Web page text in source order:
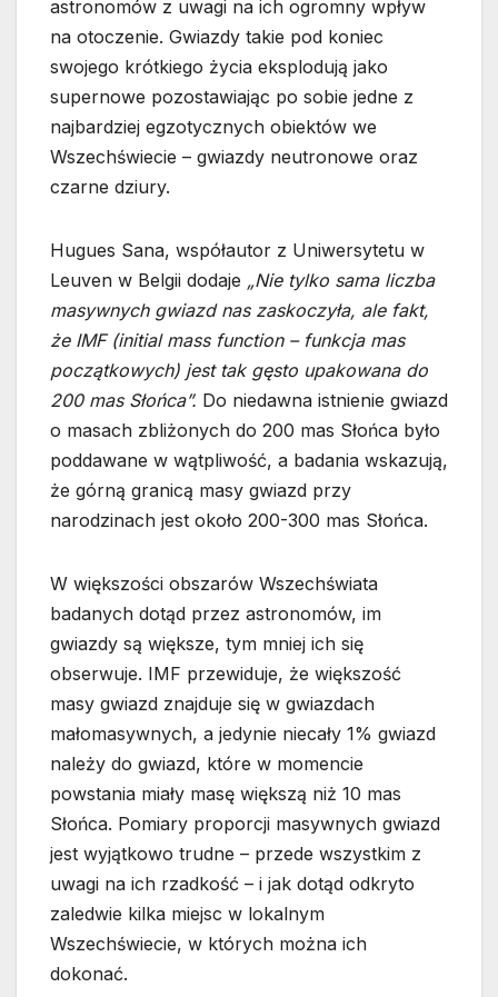
astronomów z uwagi na ich ogromny wpływ
na otoczenie. Gwiazdy takie pod koniec
swojego krótkiego życia eksplodują jako
supernowe pozostawiając po sobie jedne z
najbardziej egzotycznych obiektów we
Wszechświecie – gwiazdy neutronowe oraz
czarne dziury.
Hugues Sana, współautor z Uniwersytetu w
Leuven w Belgii dodaje „Nie tylko sama liczba
masywnych gwiazd nas zaskoczyła, ale fakt,
że IMF (initial mass function – funkcja mas
początkowych) jest tak gęsto upakowana do
200 mas Słońca”. Do niedawna istnienie gwiazd
o masach zbliżonych do 200 mas Słońca było
poddawane w wątpliwość, a badania wskazują,
że górną granicą masy gwiazd przy
narodzinach jest około 200-300 mas Słońca.
W większości obszarów Wszechświata
badanych dotąd przez astronomów, im
gwiazdy są większe, tym mniej ich się
obserwuje. IMF przewiduje, że większość
masy gwiazd znajduje się w gwiazdach
małomasywnych, a jedynie niecały 1% gwiazd
należy do gwiazd, które w momencie
powstania miały masę większą niż 10 mas
Słońca. Pomiary proporcji masywnych gwiazd
jest wyjątkowo trudne – przede wszystkim z
uwagi na ich rzadkość – i jak dotąd odkryto
zaledwie kilka miejsc w lokalnym
Wszechświecie, w których można ich
dokonać.